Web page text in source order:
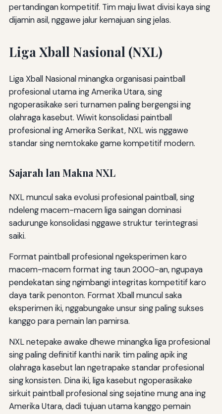
pertandingan kompetitif. Tim maju liwat divisi kaya sing
dijamin asil, nggawe jalur kemajuan sing jelas.
Liga Xball Nasional (NXL)
Liga Xball Nasional minangka organisasi paintball
profesional utama ing Amerika Utara, sing
ngoperasikake seri turnamen paling bergengsi ing
olahraga kasebut. Wiwit konsolidasi paintball
profesional ing Amerika Serikat, NXL wis nggawe
standar sing nemtokake game kompetitif modern.
Sajarah lan Makna NXL
NXL muncul saka evolusi profesional paintball, sing
ndeleng macem-macem liga saingan dominasi
sadurunge konsolidasi nggawe struktur terintegrasi
saiki.
Format paintball profesional ngeksperimen karo
macem-macem format ing taun 2000-an, ngupaya
pendekatan sing ngimbangi integritas kompetitif karo
daya tarik penonton. Format Xball muncul saka
eksperimen iki, nggabungake unsur sing paling sukses
kanggo para pemain lan pamirsa.
NXL netepake awake dhewe minangka liga profesional
sing paling definitif kanthi narik tim paling apik ing
olahraga kasebut lan ngetrapake standar profesional
sing konsisten. Dina iki, liga kasebut ngoperasikake
sirkuit paintball profesional sing sejatine mung ana ing
Amerika Utara, dadi tujuan utama kanggo pemain